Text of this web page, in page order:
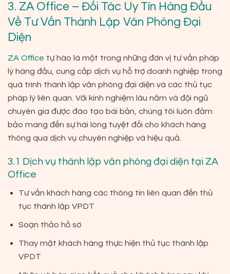
3. ZA Office – Đối Tác Uy Tín Hàng Đầu
Về Tư Vấn Thành Lập Văn Phòng Đại
Diện
ZA Office tự hào là một trong những đơn vị tư vấn pháp
lý hàng đầu, cung cấp dịch vụ hỗ trợ doanh nghiệp trong
quá trình thành lập văn phòng đại diện và các thủ tục
pháp lý liên quan. Với kinh nghiệm lâu năm và đội ngũ
chuyên gia được đào tạo bài bản, chúng tôi luôn đảm
bảo mang đến sự hài lòng tuyệt đối cho khách hàng
thông qua dịch vụ chuyên nghiệp và hiệu quả.
3.1 Dịch vụ thành lập văn phòng đại diện tại ZA
Office
Tư vấn khách hàng các thông tin liên quan đến thủ
tục thành lập VPDT
Soạn thảo hồ sơ
Thay mặt khách hàng thực hiện thủ tục thành lập
VPDT